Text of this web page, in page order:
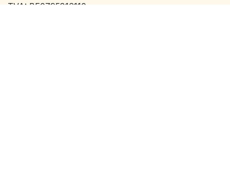
TVA: BE0795816110